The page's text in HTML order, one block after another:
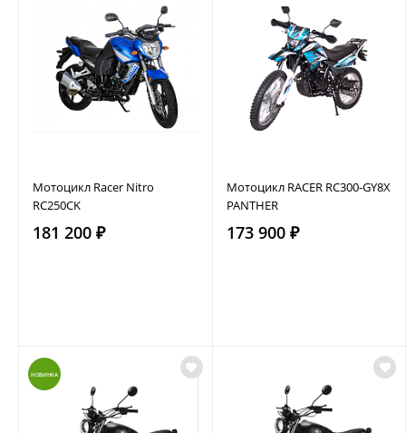
Мотоцикл Racer Nitro
RC250CK
181 200 ₽
Мотоцикл RACER RC300-GY8Х
PANTHER
173 900 ₽
НОВИНКА